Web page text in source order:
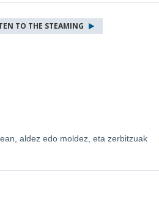
TO THE STEAMING
aldez edo moldez, eta zerbitzuak